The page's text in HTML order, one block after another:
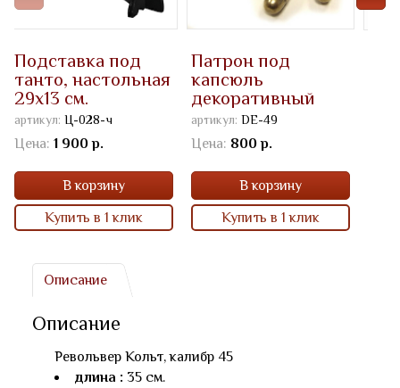
Описание
Описание
Револьвер Кольт, калибр 45
длина : 35 см.
Подставка под
танто, настольная
29х13 см.
артикул: Ц-028-ч
Цена: 1 900 р.
В корзину
Купить в 1 клик
Патрон под
капсюль
декоративный
(комплект 6 шт.)
артикул: DE-49
Цена: 800 р.
В корзину
Купить в 1 клик